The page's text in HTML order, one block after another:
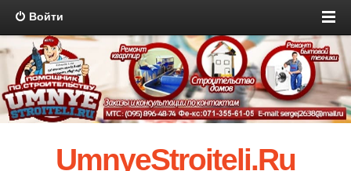
Войти
UmnyeStroiteli.Ru